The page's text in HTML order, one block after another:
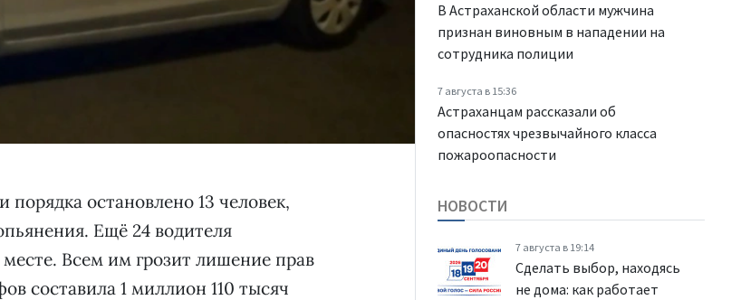
В Астраханской области мужчина
признан виновным в нападении на
сотрудника полиции
7 августа в 15:36
Астраханцам рассказали об
опасностях чрезвычайного класса
пожароопасности
остановлено 13 человек,
Ещё 24 водителя
месте. Всем им грозит лишение прав
составила 1 миллион 110 тысяч
НОВОСТИ
7 августа в 19:14
Сделать выбор, находясь
не дома: как работает